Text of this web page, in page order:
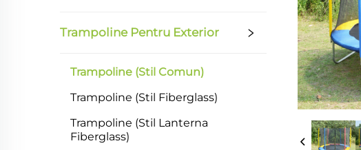
Trampoline Pentru Exterior
Trampoline (stil Comun)
Trampoline (stil Fiberglass)
Trampoline (stil Lanterna
Fiberglass)